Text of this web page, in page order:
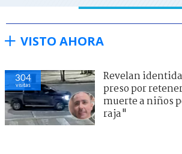
VISTO AHORA
304
visitas
Revelan
preso por
muerte a niños
raja"